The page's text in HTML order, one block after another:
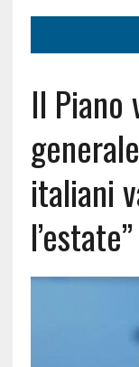
Il Piano
italiani
l’estate”